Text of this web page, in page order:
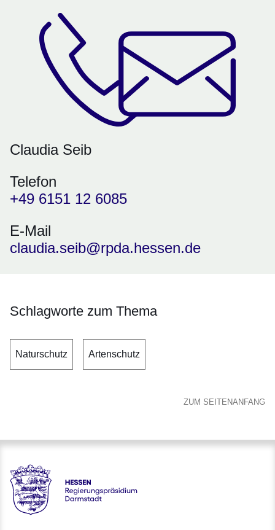
Claudia Seib
Telefon
+49 6151 12 6085
E-Mail
claudia.seib@rpda.hessen.de
Schlagworte zum Thema
Naturschutz Artenschutz
ZUM SEITENANFANG
Hessen - Regierungspräsidium Darmstadt